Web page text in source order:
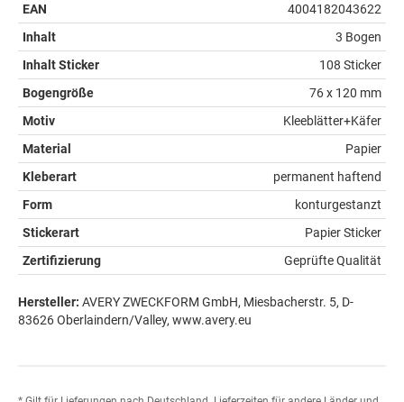
EAN
4004182043622
Inhalt
3 Bogen
Inhalt Sticker
108 Sticker
Bogengröße
76 x 120 mm
Motiv
Kleeblätter+Käfer
Material
Papier
Kleberart
permanent haftend
Form
konturgestanzt
Stickerart
Papier Sticker
Zertifizierung
Geprüfte Qualität
Hersteller: AVERY ZWECKFORM GmbH, Miesbacherstr. 5, D-
83626 Oberlaindern/Valley, www.avery.eu